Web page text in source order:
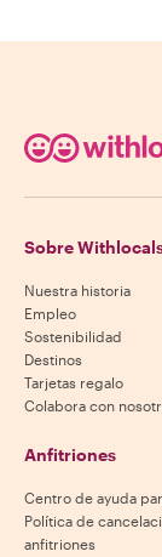
Sobre
Nuestra historia
Empleo
Sostenibilidad
Destinos
Tarjetas regalo
Colabora con
Anfitriones
Centro de ayuda
Política de
anfitriones